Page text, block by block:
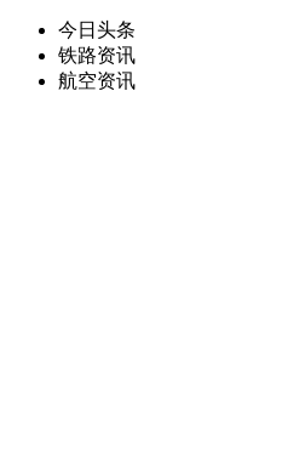
今日头条
铁路资讯
航空资讯